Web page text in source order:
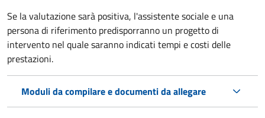
Se la valutazione sarà positiva, l'assistente sociale e una
persona di riferimento predisporranno un progetto di
intervento nel quale saranno indicati tempi e costi delle
prestazioni.
Moduli da compilare e documenti da allegare